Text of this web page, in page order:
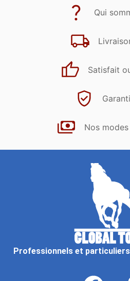
Qui
Satisfait
Nos
Professionnels et particuliers